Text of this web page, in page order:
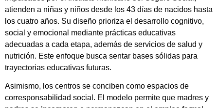
atienden a niñas y niños desde los 43 días de nacidos hasta
los cuatro años. Su diseño prioriza el desarrollo cognitivo,
social y emocional mediante prácticas educativas
adecuadas a cada etapa, además de servicios de salud y
nutrición. Este enfoque busca sentar bases sólidas para
trayectorias educativas futuras.
Asimismo, los centros se conciben como espacios de
corresponsabilidad social. El modelo permite que madres y